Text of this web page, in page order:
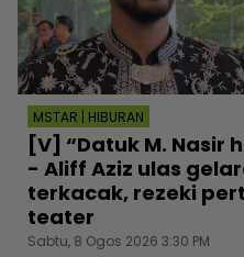
MSTAR | HIBURAN
[V] “Datuk M. Nasir
- Aliff Aziz ulas
terkacak, rezeki
teater
Sabtu, 8 Ogos 2026 3:30 PM